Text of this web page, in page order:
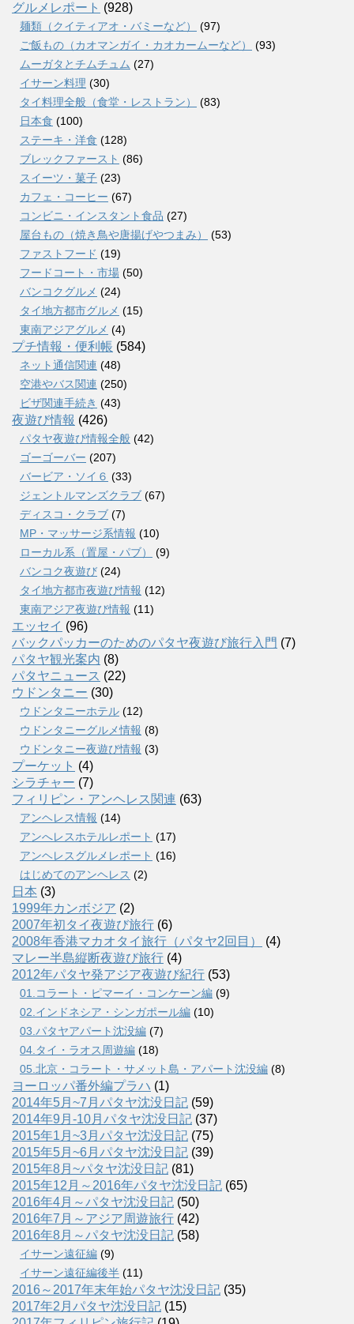
グルメレポート (928)
麺類（クイティアオ・バミーなど）
(97)
ご飯もの（カオマンガイ・カオカームーなど）
(93)
ムーガタとチムチュム (27)
イサーン料理 (30)
タイ料理全般（食堂・レストラン）
(83)
日本食 (100)
ステーキ・洋食 (128)
ブレックファースト (86)
スイーツ・菓子 (23)
カフェ・コーヒー (67)
コンビニ・インスタント食品 (27)
屋台もの（焼き鳥や唐揚げやつまみ）
(53)
ファストフード (19)
フードコート・市場 (50)
バンコクグルメ (24)
タイ地方都市グルメ (15)
東南アジアグルメ (4)
プチ情報・便利帳 (584)
ネット通信関連 (48)
空港やバス関連 (250)
ビザ関連手続き (43)
夜遊び情報 (426)
パタヤ夜遊び情報全般 (42)
ゴーゴーバー (207)
バービア・ソイ６ (33)
ジェントルマンズクラブ (67)
ディスコ・クラブ (7)
MP・マッサージ系情報 (10)
ローカル系（置屋・パブ）
(9)
バンコク夜遊び (24)
タイ地方都市夜遊び情報 (12)
東南アジア夜遊び情報 (11)
エッセイ (96)
バックパッカーのためのパタヤ夜遊び旅行入門 (7)
パタヤ観光案内 (8)
パタヤニュース (22)
ウドンタニー (30)
ウドンタニーホテル (12)
ウドンタニーグルメ情報 (8)
ウドンタニー夜遊び情報 (3)
プーケット (4)
シラチャー (7)
フィリピン・アンヘレス関連 (63)
アンヘレス情報 (14)
アンへレスホテルレポート (17)
アンヘレスグルメレポート (16)
はじめてのアンヘレス (2)
日本 (3)
1999年カンボジア (2)
2007年初タイ夜遊び旅行 (6)
2008年香港マカオタイ旅行（パタヤ2回目）
(4)
マレー半島縦断夜遊び旅行 (4)
2012年パタヤ発アジア夜遊び紀行 (53)
01.コラート・ピマーイ・コンケーン編 (9)
02.インドネシア・シンガポール編 (10)
03.パタヤアパート沈没編 (7)
04.タイ・ラオス周遊編 (18)
05.北京・コラート・サメット島・アパート沈没編 (8)
ヨーロッパ番外編プラハ (1)
2014年5月~7月パタヤ沈没日記 (59)
2014年9月-10月パタヤ沈没日記 (37)
2015年1月~3月パタヤ沈没日記 (75)
2015年5月~6月パタヤ沈没日記 (39)
2015年8月~パタヤ沈没日記 (81)
2015年12月～2016年パタヤ沈没日記 (65)
2016年4月～パタヤ沈没日記 (50)
2016年7月～アジア周遊旅行 (42)
2016年8月～パタヤ沈没日記 (58)
イサーン遠征編 (9)
イサーン遠征編後半 (11)
2016～2017年末年始パタヤ沈没日記 (35)
2017年2月パタヤ沈没日記 (15)